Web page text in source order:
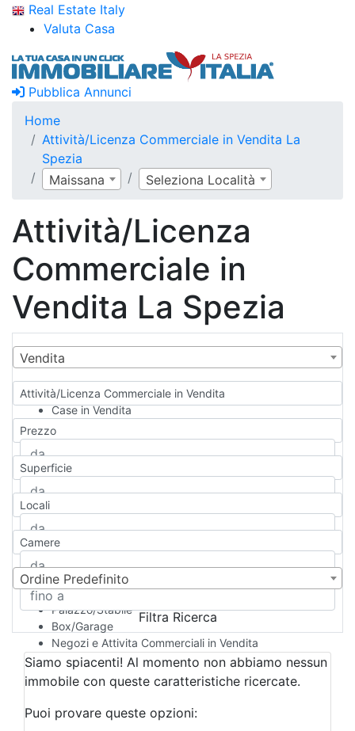
Real Estate Italy
Valuta Casa
Pubblica Annunci
Home
Attività/Licenza Commerciale in Vendita La
Spezia
Maissana
Seleziona Località
Attività/Licenza
Commerciale in
Vendita La Spezia
Vendita
Attività/Licenza Commerciale in Vendita
Case in Vendita
Qualsiasi
Appartamento
Casa indipendente
Casa Semi-indipendente
Attico/Mansarda
Rustico/Casale
Camera d'Albergo
Multiproprietà
Palazzo/Stabile
Box/Garage
Negozi e Attivita Commerciali in Vendita
Qualsiasi
Attività/Licenza Commerciale
Azienda Agricola
Bar/Ristorante
Prezzo
Superficie
Locali
Camere
Ordine Predefinito
Filtra Ricerca
Siamo spiacenti! Al momento non abbiamo nessun
immobile con queste caratteristiche ricercate.
Puoi provare queste opzioni: